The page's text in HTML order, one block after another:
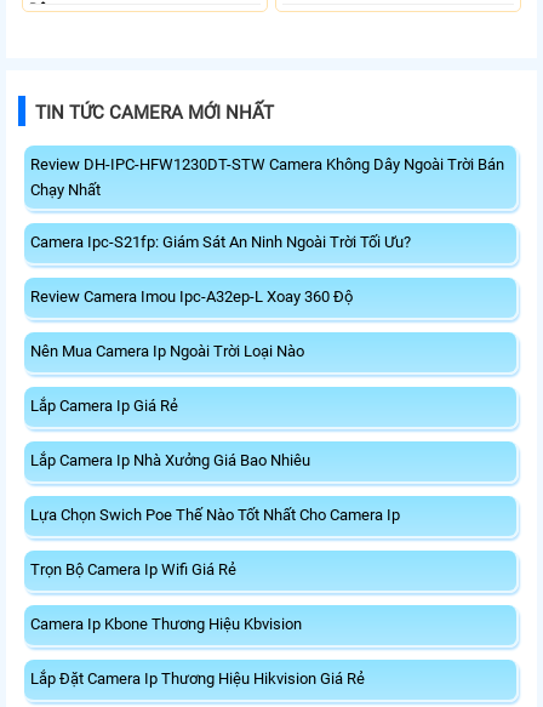
Động.
TIN TỨC CAMERA MỚI NHẤT
Review DH-IPC-HFW1230DT-STW Camera Không Dây Ngoài Trời Bán
Chạy Nhất
Camera Ipc-S21fp: Giám Sát An Ninh Ngoài Trời Tối Ưu?
Review Camera Imou Ipc-A32ep-L Xoay 360 Độ
Nên Mua Camera Ip Ngoài Trời Loại Nào
Lắp Camera Ip Giá Rẻ
Lắp Camera Ip Nhà Xưởng Giá Bao Nhiêu
Lựa Chọn Swich Poe Thế Nào Tốt Nhất Cho Camera Ip
Trọn Bộ Camera Ip Wifi Giá Rẻ
Camera Ip Kbone Thương Hiệu Kbvision
Lắp Đặt Camera Ip Thương Hiệu Hikvision Giá Rẻ